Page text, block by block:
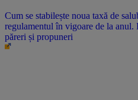
Cum se stabilește noua taxă de
regulamentul în vigoare de la anul.
păreri și propuneri